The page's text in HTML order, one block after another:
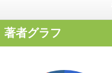
著者グラフ